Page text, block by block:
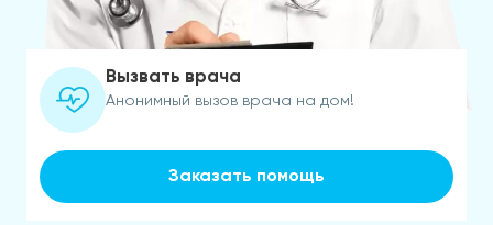
Вызвать врача
Анонимный вызов врача на дом!
Заказать помощь